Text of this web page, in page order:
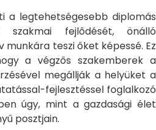
a legtehetségesebb diplomás
szakmai fejlődését, önálló
teszi őket képessé. Ez
a végzős szakemberek a
megállják a helyüket a
fejlesztéssel foglalkozó
úgy, mint a gazdasági élet
posztjain.